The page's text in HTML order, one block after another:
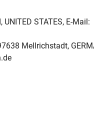
STATES, E-Mail:
Mellrichstadt,